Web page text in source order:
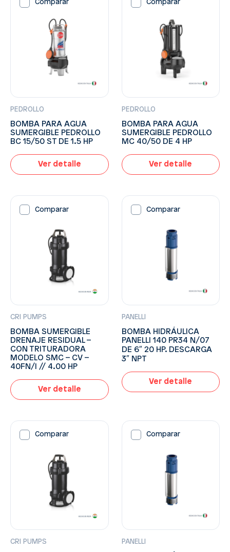
Comparar
PEDROLLO
BOMBA PARA AGUA
SUMERGIBLE PEDROLLO
BC 15/50 ST DE 1.5 HP
Ver detalle
Comparar
PEDROLLO
BOMBA PARA AGUA
SUMERGIBLE PEDROLLO
MC 40/50 DE 4 HP
Ver detalle
Comparar
CRI PUMPS
BOMBA SUMERGIBLE
DRENAJE RESIDUAL –
CON TRITURADORA
MODELO SMC – CV –
40FN/I // 4.00 HP
Ver detalle
Comparar
PANELLI
BOMBA HIDRÁULICA
PANELLI 140 PR34 N/07
DE 6″ 20 HP. DESCARGA
3″ NPT
Ver detalle
Comparar
CRI PUMPS
Comparar
PANELLI